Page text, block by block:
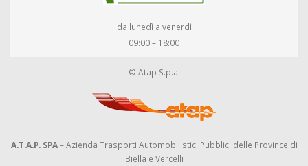
da lunedì a venerdì
09:00 – 18:00
© Atap S.p.a.
A.T.A.P. SPA– Azienda Trasporti Automobilistici Pubblici delle Province di
Biella e Vercelli